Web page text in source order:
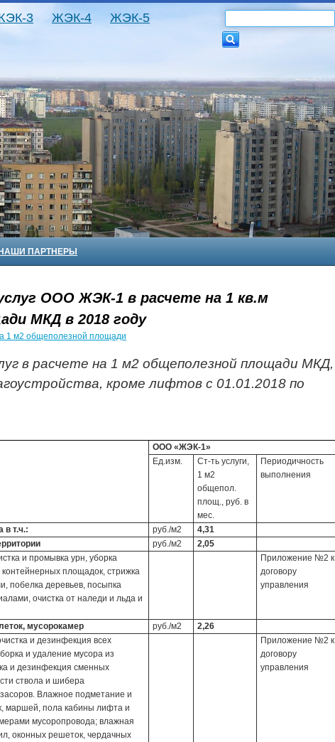
3 ЖЭК-4 ЖЭК-5
НАШИ ПАРТНЕРЫ
ООО ЖЭК-1 в расчете на 1 кв.м
МКД в 2018 году
1 м2 общеполезной площади
в расчете на 1 м2 общеполезной площади МКД,
кроме лифтов с 01.01.2018 по
ООО «ЖЭК-1»
Ед.изм.
Ст-ть услуги,
1 м2
общепол.
площ., руб. в
мес.
Периодичность
выполнения
в т.ч.: руб./м2
4,31
руб./м2
2,05
и промывка урн, уборка
контейнерных площадок, стрижка
побелка деревьев, посыпка
очистка от наледи и льда и
Приложение №2 к
договору
управления
мусорокамер руб./м2
2,26
и дезинфекция всех
и удаление мусора из
и дезинфекция сменных
ствола и шибера
Влажное подметание и
маршей, пола кабины лифта и
мусоропровода; влажная
оконных решеток, чердачных
Приложение №2 к
договору
управления